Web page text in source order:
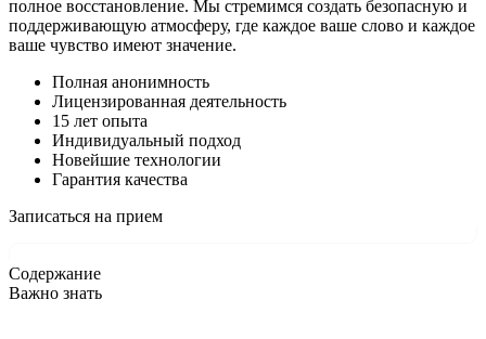
полное восстановление. Мы стремимся создать безопасную и
поддерживающую атмосферу, где каждое ваше слово и каждое
ваше чувство имеют значение.
Полная анонимность
Лицензированная деятельность
15 лет опыта
Индивидуальный подход
Новейшие технологии
Гарантия качества
Записаться на прием
Содержание
Важно знать